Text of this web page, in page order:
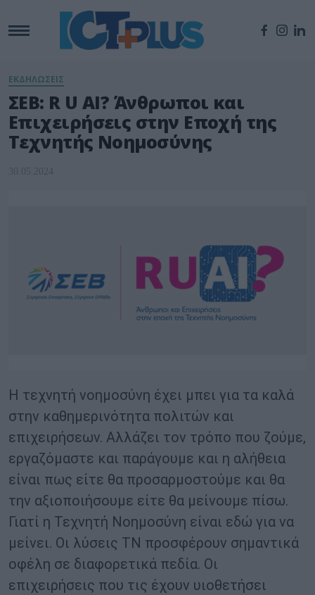
ΕΚΔΗΛΩΣΕΙΣ
ΣΕΒ: R U AI? Άνθρωποι και
Επιχειρήσεις στην Εποχή της
Τεχνητής Νοημοσύνης
30.05.2024
Η τεχνητή νοημοσύνη έχει μπει για τα καλά
στην καθημερινότητα πολιτών και
επιχειρήσεων. Αλλάζει τον τρόπο που ζούμε,
εργαζόμαστε και παράγουμε και η αλήθεια
είναι πως είτε θα προσαρμοστούμε και θα
την αξιοποιήσουμε είτε θα μείνουμε πίσω.
Γιατί η Τεχνητή Νοημοσύνη είναι εδώ για να
μείνει. Οι λύσεις ΤΝ προσφέρουν σημαντικά
οφέλη σε διαφορετικά πεδία. Οι
επιχειρήσεις που τις έχουν υιοθετήσει